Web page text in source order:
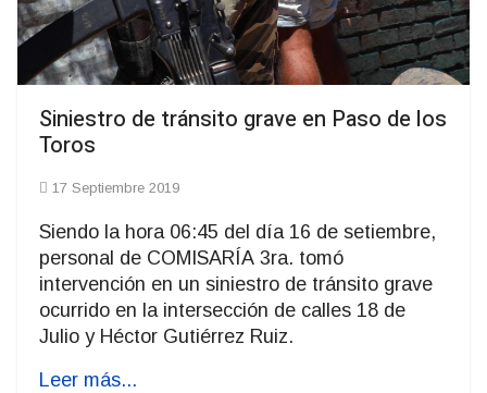
Siniestro de tránsito grave en Paso de los
Toros
17 Septiembre 2019
Siendo la hora 06:45 del día 16 de setiembre,
personal de COMISARÍA 3ra. tomó
intervención en un siniestro de tránsito grave
ocurrido en la intersección de calles 18 de
Julio y Héctor Gutiérrez Ruiz.
Leer más...